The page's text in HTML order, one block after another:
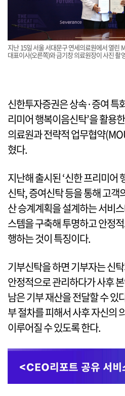
지난 15일 서울 서대문구 연세의료원에서 열린
대표이사(오른쪽)와 금기창 의료원장이 사진 촬
신한투자증권은 상속·증여 특
리미어 행복이음신탁’을 활용
의료원과 전략적 업무협약
혔다.
지난해 출시된 ‘신한 프리미어
신탁, 증여신탁 등을 통해 고객
산 승계계획을 설계하는 서비
스템을 구축해 투명하고 안정
행하는 것이 특징이다.
기부신탁을 하면 기부자는 신
안정적으로 관리하다가 사후
남은 기부 재산을 전달할 수 있
부 절차를 피해서 사후 자신의
이루어질 수 있도록 한다.